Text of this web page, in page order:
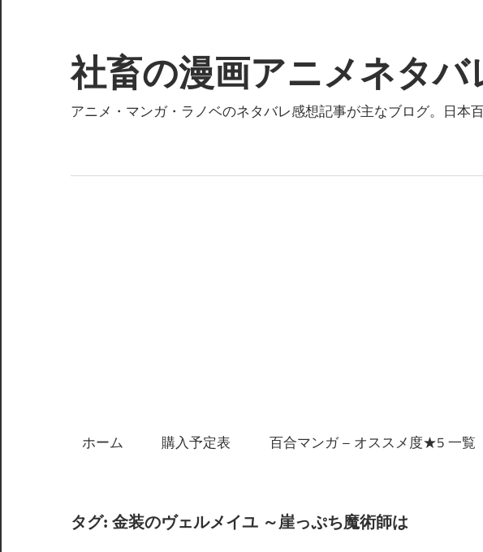
テ
ン
ツ
キ
社畜の漫画アニメネタバ
アニメ・マンガ・ラノベのネタバレ感想記事が主なブログ。日本
ホーム 購入予定表 百合マンガ – オススメ度★5 一覧
タグ: 金装のヴェルメイユ ～崖っぷち魔術師は